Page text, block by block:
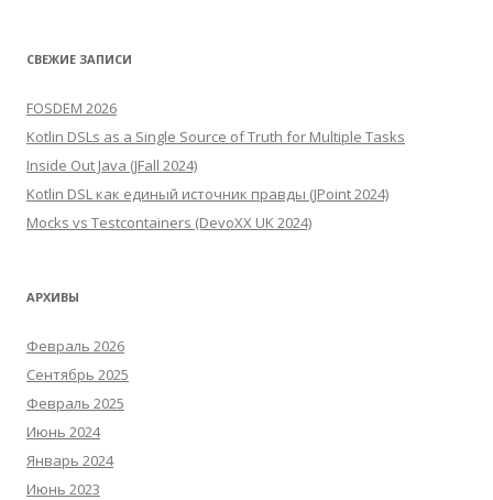
СВЕЖИЕ ЗАПИСИ
FOSDEM 2026
Kotlin DSLs as a Single Source of Truth for Multiple Tasks
Inside Out Java (JFall 2024)
Kotlin DSL как единый источник правды (JPoint 2024)
Mocks vs Testcontainers (DevoXX UK 2024)
АРХИВЫ
Февраль 2026
Сентябрь 2025
Февраль 2025
Июнь 2024
Январь 2024
Июнь 2023